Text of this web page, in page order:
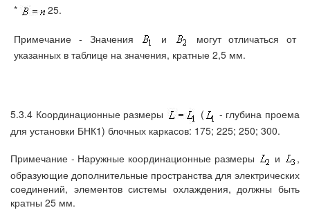
* 25.
Примечание - Значения и
могут отличаться от
указанных в таблице на значения, кратные 2,5 мм.
5.3.4 Координационные размеры (
- глубина проема
для установки БНК1) блочных каркасов: 175; 225; 250; 300.
Примечание - Наружные координационные размеры
и
,
образующие дополнительные пространства для электрических
соединений, элементов системы охлаждения, должны быть
кратны 25 мм.